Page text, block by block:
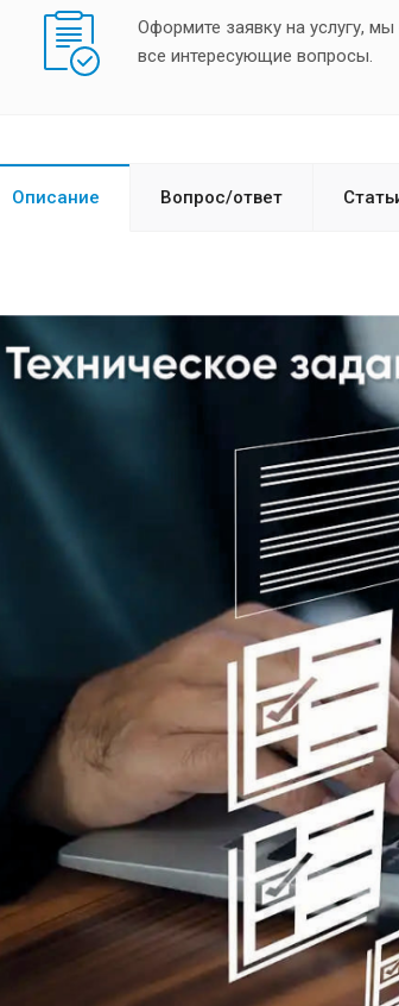
Оформите заявку на услугу,
все интересующие вопросы.
Описание Вопрос/ответ